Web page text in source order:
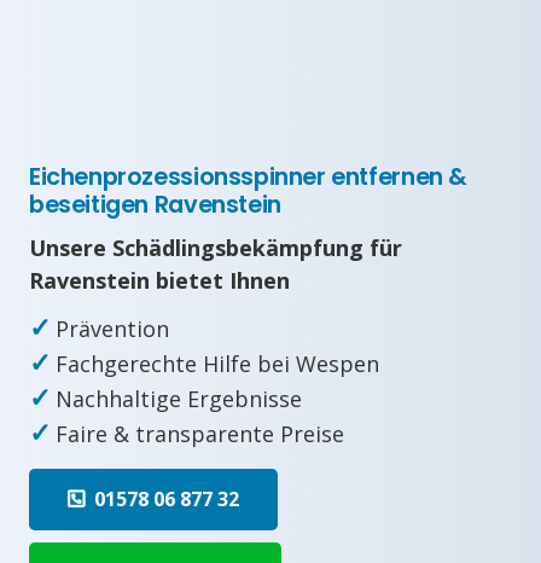
Eichenprozessionsspinner entfernen &
beseitigen Ravenstein
Unsere Schädlingsbekämpfung für
Ravenstein bietet Ihnen
✓ Prävention
✓ Fachgerechte Hilfe bei Wespen
✓ Nachhaltige Ergebnisse
✓ Faire & transparente Preise
01578 06 877 32